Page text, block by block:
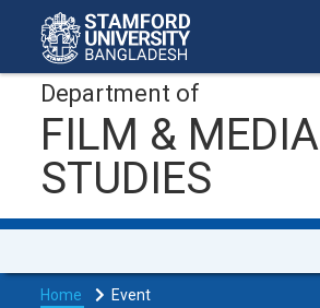
Department of
FILM & MEDIA
STUDIES
Home Event